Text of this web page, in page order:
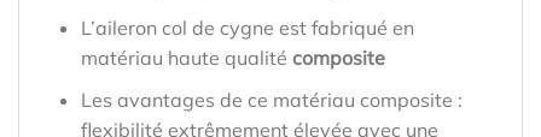
L’aileron col de cygne est fabriqué en
matériau haute qualité composite
Les avantages de ce matériau composite :
flexibilité extrêmement élevée avec une